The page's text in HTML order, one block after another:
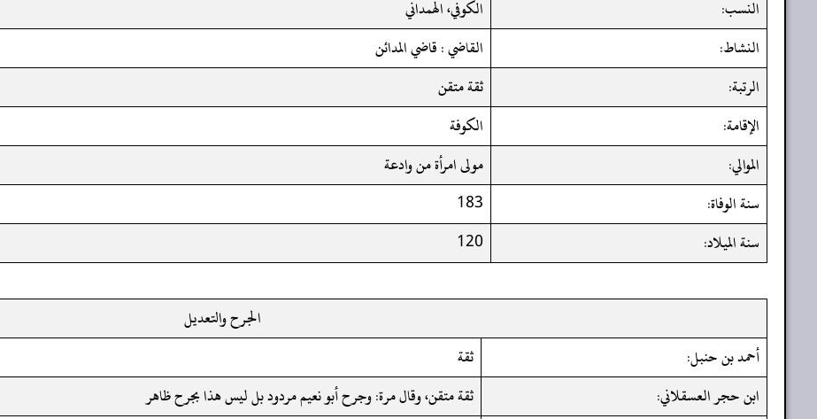
النسب:
الكوفي، الهمداني
النشاط:
القاضي : قاضي المدائن
الرتبة:
ثقة متقن
الإقامة:
الكوفة
الموالي:
مولى امرأة من وادعة
سنة الوفاة:
183
سنة الميلاد: 120
الجرح والتعديل
أحمد بن حنبل:
ثقة
ابن حجر العسقلاني:
ثقة متقن، وقال مرة: وجرح أبو نعيم مردود بل ليس هذا بجرح ظاهر